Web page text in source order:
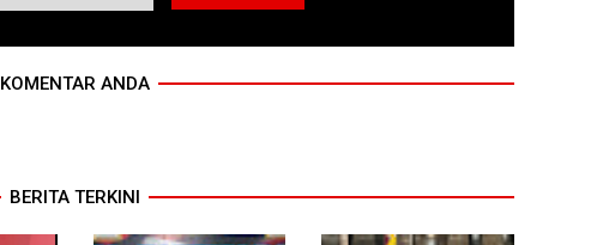
KOMENTAR ANDA
BERITA TERKINI